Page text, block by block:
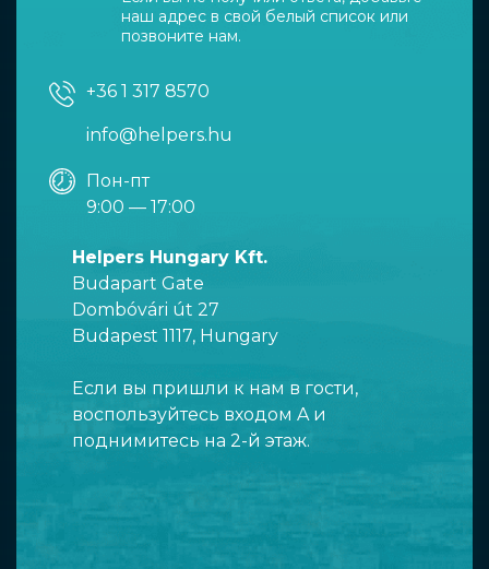
наш адрес в свой белый список или
позвоните нам.
+36 1 317 8570
info@helpers.hu
Пон-пт
9:00 — 17:00
Helpers Hungary Kft.
Budapart Gate
Dombóvári út 27
Budapest 1117, Hungary
Если вы пришли к нам в гости,
воспользуйтесь входом A и
поднимитесь на 2-й этаж.